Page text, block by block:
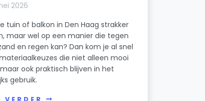
2026
tuin of balkon in Den Haag strakker
maar wel op een manier die tegen
en regen kan? Dan kom je al snel
die niet alleen mooi
ook praktisch blijven in het
gebruik.
VERDER